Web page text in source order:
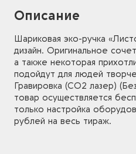
Описание
Шариковая эко-ручка
дизайн. Оригинальное
а также некоторая
подойдут для людей
Гравировка (CO2 лазер)
товар осуществляется
только настройка
рублей на весь тираж.